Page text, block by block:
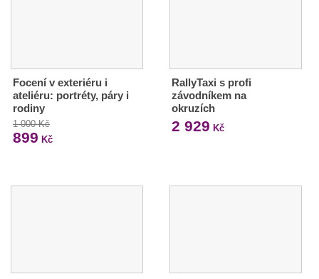
Focení v exteriéru i
ateliéru: portréty, páry i
rodiny
1 000 Kč
899 Kč
RallyTaxi s profi
závodníkem na
okruzích
2 929 Kč